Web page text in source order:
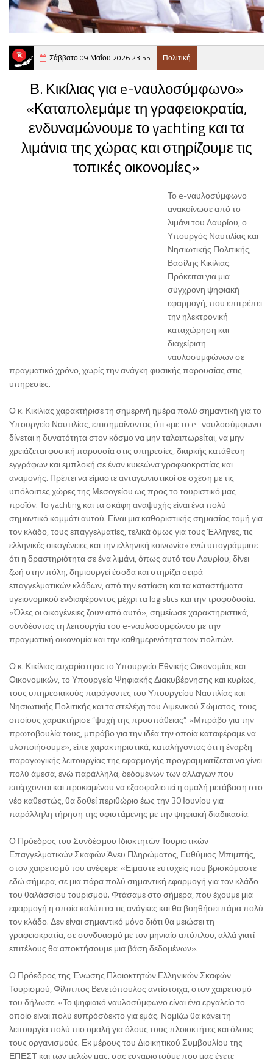
Σάββατο 09 Μαΐου 2026 23:55 Πολιτική
Β. Κικίλιας για e-ναυλοσύμφωνο»
«Καταπολεμάμε τη γραφειοκρατία,
ενδυναμώνουμε το yachting και τα
λιμάνια της χώρας και στηρίζουμε τις
τοπικές οικονομίες»
Το e-ναυλοσύμφωνο
ανακοίνωσε από το
λιμάνι του Λαυρίου, ο
Υπουργός Ναυτιλίας και
Νησιωτικής Πολιτικής,
Βασίλης Κικίλιας.
Πρόκειται για μια
σύγχρονη ψηφιακή
εφαρμογή, που επιτρέπει
την ηλεκτρονική
καταχώρηση και
διαχείριση
ναυλοσυμφώνων σε
πραγματικό χρόνο, χωρίς την ανάγκη φυσικής παρουσίας στις
υπηρεσίες.
Ο κ. Κικίλιας χαρακτήρισε τη σημερινή ημέρα πολύ σημαντική για το
Υπουργείο Ναυτιλίας, επισημαίνοντας ότι «με το e- ναυλοσύμφωνο
δίνεται η δυνατότητα στον κόσμο να μην ταλαιπωρείται, να μην
χρειάζεται φυσική παρουσία στις υπηρεσίες, διαρκής κατάθεση
εγγράφων και εμπλοκή σε έναν κυκεώνα γραφειοκρατίας και
αναμονής. Πρέπει να είμαστε ανταγωνιστικοί σε σχέση με τις
υπόλοιπες χώρες της Μεσογείου ως προς το τουριστικό μας
προϊόν. Το yachting και τα σκάφη αναψυχής είναι ένα πολύ
σημαντικό κομμάτι αυτού. Είναι μια καθοριστικής σημασίας τομή για
τον κλάδο, τους επαγγελματίες, τελικά όμως για τους Έλληνες, τις
ελληνικές οικογένειες και την ελληνική κοινωνία» ενώ υπογράμμισε
ότι η δραστηριότητα σε ένα λιμάνι, όπως αυτό του Λαυρίου, δίνει
ζωή στην πόλη, δημιουργεί έσοδα και στηρίζει σειρά
επαγγελματικών κλάδων, από την εστίαση και τα καταστήματα
υγειονομικού ενδιαφέροντος μέχρι τα logistics και την τροφοδοσία.
«Όλες οι οικογένειες ζουν από αυτό», σημείωσε χαρακτηριστικά,
συνδέοντας τη λειτουργία του e-ναυλοσυμφώνου με την
πραγματική οικονομία και την καθημερινότητα των πολιτών.
Ο κ. Κικίλιας ευχαρίστησε το Υπουργείο Εθνικής Οικονομίας και
Οικονομικών, το Υπουργείο Ψηφιακής Διακυβέρνησης και κυρίως,
τους υπηρεσιακούς παράγοντες του Υπουργείου Ναυτιλίας και
Νησιωτικής Πολιτικής και τα στελέχη του Λιμενικού Σώματος, τους
οποίους χαρακτήρισε “ψυχή της προσπάθειας”. «Μπράβο για την
πρωτοβουλία τους, μπράβο για την ιδέα την οποία καταφέραμε να
υλοποιήσουμε», είπε χαρακτηριστικά, καταλήγοντας ότι η έναρξη
παραγωγικής λειτουργίας της εφαρμογής προγραμματίζεται να γίνει
πολύ άμεσα, ενώ παράλληλα, δεδομένων των αλλαγών που
επέρχονται και προκειμένου να εξασφαλιστεί η ομαλή μετάβαση στο
νέο καθεστώς, θα δοθεί περιθώριο έως την 30 Ιουνίου για
παράλληλη τήρηση της υφιστάμενης με την ψηφιακή διαδικασία.
Ο Πρόεδρος του Συνδέσμου Ιδιοκτητών Τουριστικών
Επαγγελματικών Σκαφών Άνευ Πληρώματος, Ευθύμιος Μπιμπής,
στον χαιρετισμό του ανέφερε: «Είμαστε ευτυχείς που βρισκόμαστε
εδώ σήμερα, σε μια πάρα πολύ σημαντική εφαρμογή για τον κλάδο
του θαλάσσιου τουρισμού. Φτάσαμε στο σήμερα, που έχουμε μια
εφαρμογή η οποία καλύπτει τις ανάγκες και θα βοηθήσει πάρα πολύ
τον κλάδο. Δεν είναι σημαντικό μόνο διότι θα μειώσει τη
γραφειοκρατία, σε συνδυασμό με τον μηνιαίο απόπλου, αλλά γιατί
επιτέλους θα αποκτήσουμε μια βάση δεδομένων».
Ο Πρόεδρος της Ένωσης Πλοιοκτητών Ελληνικών Σκαφών
Τουρισμού, Φίλιππος Βενετόπουλος αντίστοιχα, στον χαιρετισμό
του δήλωσε: «Το ψηφιακό ναυλοσύμφωνο είναι ένα εργαλείο το
οποίο είναι πολύ ευπρόσδεκτο για εμάς. Νομίζω θα κάνει τη
λειτουργία πολύ πιο ομαλή για όλους τους πλοιοκτήτες και όλους
τους οργανισμούς. Εκ μέρους του Διοικητικού Συμβουλίου της
ΕΠΕΣΤ και των μελών μας, σας ευχαριστούμε που μας έχετε